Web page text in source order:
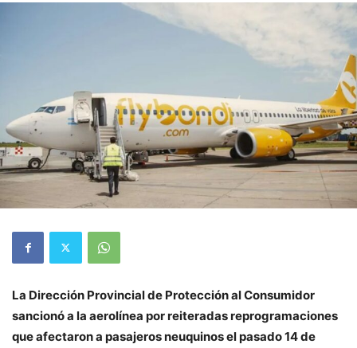
La Dirección Provincial de Protección al Consumidor
sancionó a la aerolínea por reiteradas reprogramaciones
que afectaron a pasajeros neuquinos el pasado 14 de